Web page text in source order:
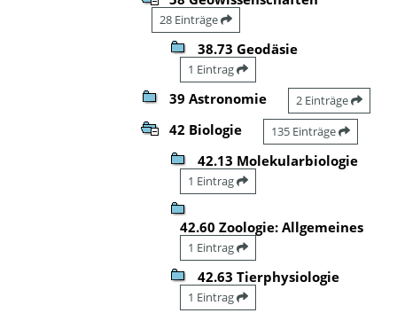
28 Einträge
38.73 Geodäsie
1 Eintrag
39 Astronomie 2 Einträge
42 Biologie 135 Einträge
42.13 Molekularbiologie
1 Eintrag
42.60 Zoologie: Allgemeines
1 Eintrag
42.63 Tierphysiologie
1 Eintrag